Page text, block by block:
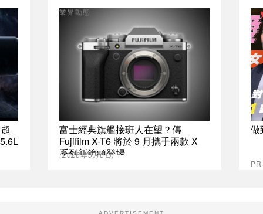
富士經典旗艦接班人在望？傳
Fujifilm X-T6 將於 9 月攜手兩款 X
系列新鏡頭登場
業界動態
(2026年5月6日)
做